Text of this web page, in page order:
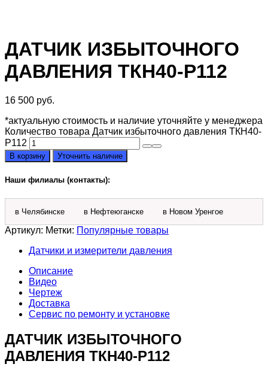
ДАТЧИК ИЗБЫТОЧНОГО
ДАВЛЕНИЯ ТКН40-P112
16 500 руб.
*актуальную стоимость и наличие уточняйте у менеджера
Количество товара Датчик избыточного давления ТКН40-
P112
В корзину Уточнить наличие
Наши филиалы (контакты):
в Челябинске в Нефтеюганске в Новом Уренгое
Артикул: Метки: Популярные товары
Датчики и измерители давления
Описание
Видео
Чертеж
Доставка
Сервис по ремонту и установке
ДАТЧИК ИЗБЫТОЧНОГО
ДАВЛЕНИЯ ТКН40-P112